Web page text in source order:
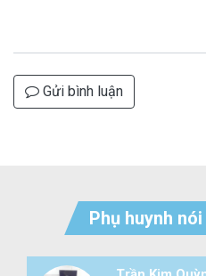
Gửi bình luận
Phụ huynh